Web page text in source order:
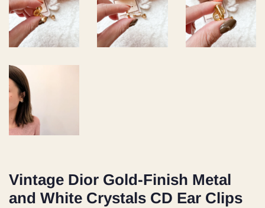
Vintage Dior Gold-Finish Metal
and White Crystals CD Ear Clips